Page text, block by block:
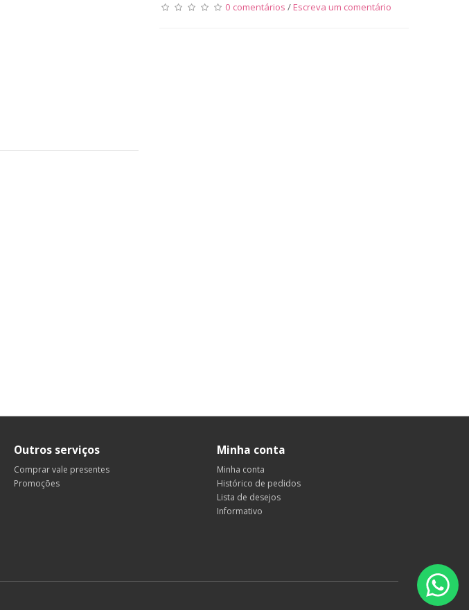
0 comentários / Escreva um comentário
Outros serviços
Comprar vale presentes
Promoções
Minha conta
Minha conta
Histórico de pedidos
Lista de desejos
Informativo